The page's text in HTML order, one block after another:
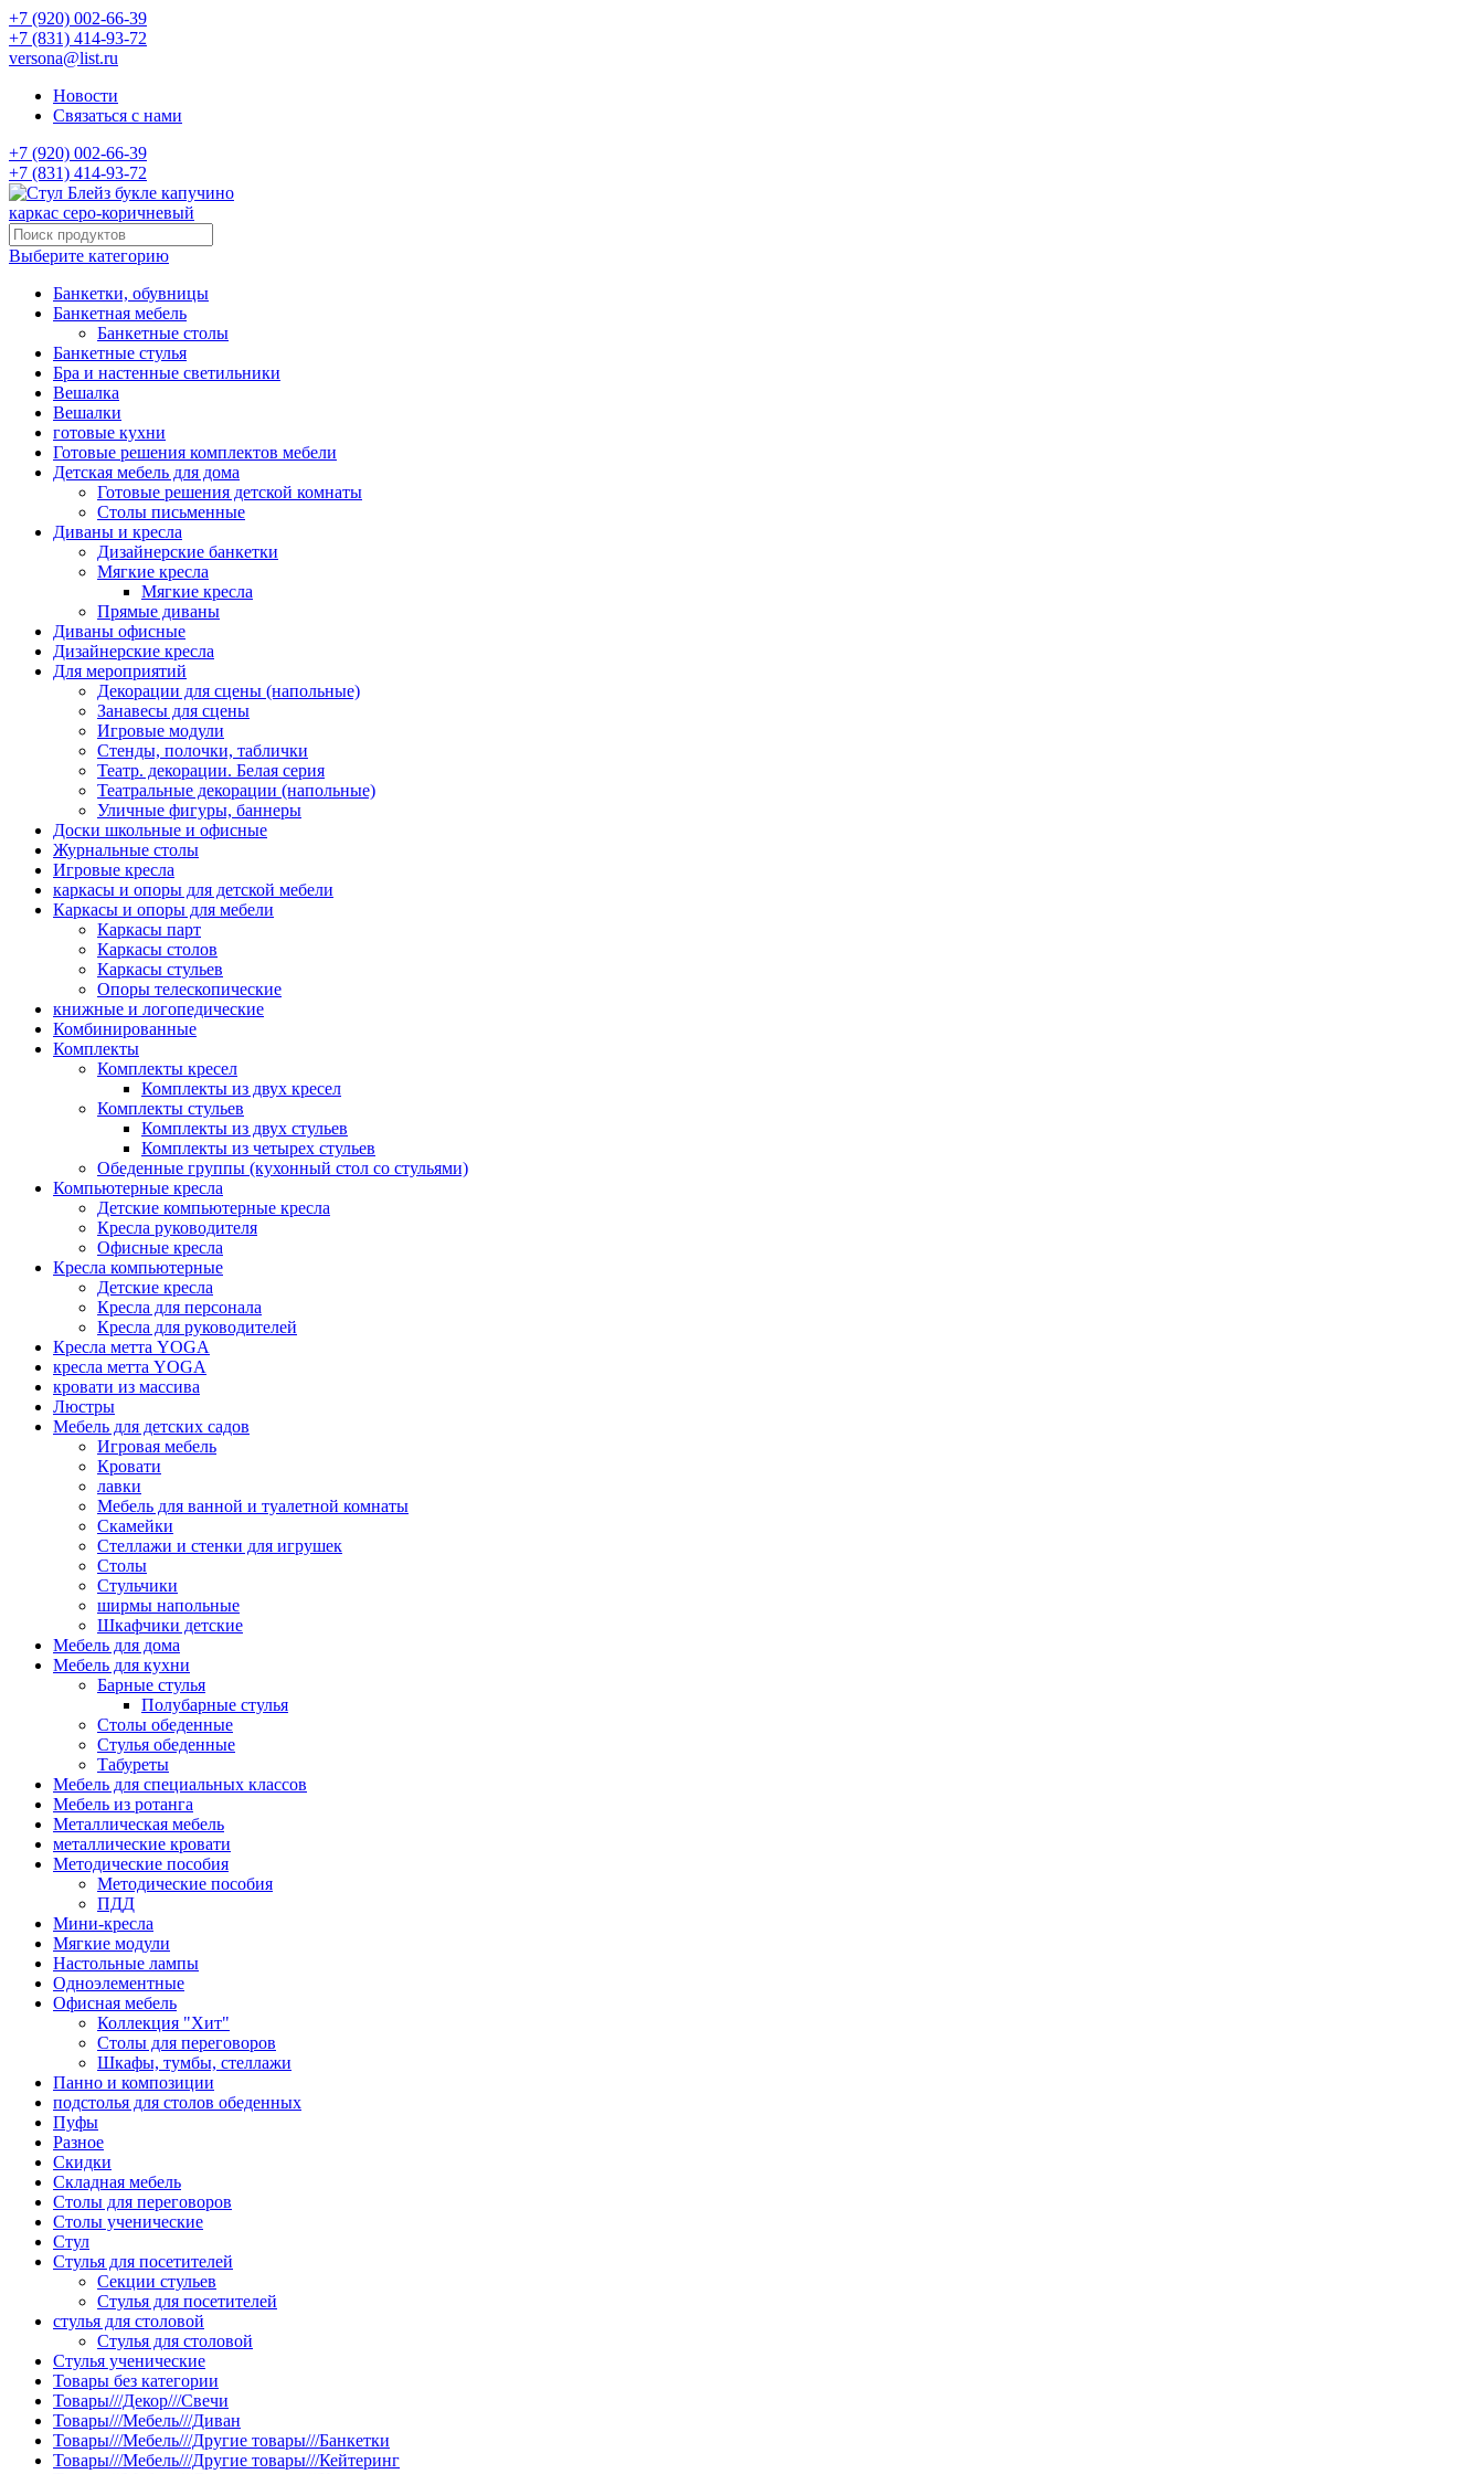
+7 (920) 002-66-39
+7 (831) 414-93-72
versona@list.ru
Новости
Связаться с нами
+7 (920) 002-66-39
+7 (831) 414-93-72
Выберите категорию
Банкетки, обувницы
Банкетная мебель
Банкетные столы
Банкетные стулья
Бра и настенные светильники
Вешалка
Вешалки
готовые кухни
Готовые решения комплектов мебели
Детская мебель для дома
Готовые решения детской комнаты
Столы письменные
Диваны и кресла
Дизайнерские банкетки
Мягкие кресла
Мягкие кресла
Прямые диваны
Диваны офисные
Дизайнерские кресла
Для мероприятий
Декорации для сцены (напольные)
Занавесы для сцены
Игровые модули
Стенды, полочки, таблички
Театр. декорации. Белая серия
Театральные декорации (напольные)
Уличные фигуры, баннеры
Доски школьные и офисные
Журнальные столы
Игровые кресла
каркасы и опоры для детской мебели
Каркасы и опоры для мебели
Каркасы парт
Каркасы столов
Каркасы стульев
Опоры телескопические
книжные и логопедические
Комбинированные
Комплекты
Комплекты кресел
Комплекты из двух кресел
Комплекты стульев
Комплекты из двух стульев
Комплекты из четырех стульев
Обеденные группы (кухонный стол со стульями)
Компьютерные кресла
Детские компьютерные кресла
Кресла руководителя
Офисные кресла
Кресла компьютерные
Детские кресла
Кресла для персонала
Кресла для руководителей
Кресла метта YOGA
кресла метта YOGA
кровати из массива
Люстры
Мебель для детских садов
Игровая мебель
Кровати
лавки
Мебель для ванной и туалетной комнаты
Скамейки
Стеллажи и стенки для игрушек
Столы
Стульчики
ширмы напольные
Шкафчики детские
Мебель для дома
Мебель для кухни
Барные стулья
Полубарные стулья
Столы обеденные
Стулья обеденные
Табуреты
Мебель для специальных классов
Мебель из ротанга
Металлическая мебель
металлические кровати
Методические пособия
Методические пособия
ПДД
Мини-кресла
Мягкие модули
Настольные лампы
Одноэлементные
Офисная мебель
Коллекция "Хит"
Столы для переговоров
Шкафы, тумбы, стеллажи
Панно и композиции
подстолья для столов обеденных
Пуфы
Разное
Скидки
Складная мебель
Столы для переговоров
Столы ученические
Стул
Стулья для посетителей
Секции стульев
Стулья для посетителей
стулья для столовой
Стулья для столовой
Стулья ученические
Товары без категории
Товары///Декор///Свечи
Товары///Мебель///Диван
Товары///Мебель///Другие товары///Банкетки
Товары///Мебель///Другие товары///Кейтеринг